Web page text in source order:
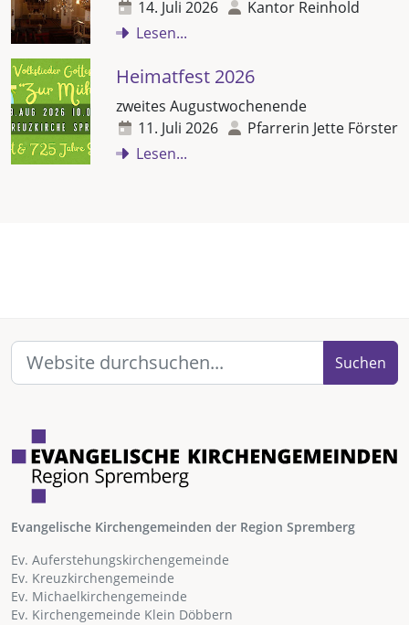
14. Juli 2026
Kantor Reinhold
Lesen...
Heimatfest 2026
zweites Augustwochenende
11. Juli 2026
Pfarrerin Jette Förster
Lesen...
Suchen
Evangelische Kirchengemeinden der Region Spremberg
Ev. Auferstehungskirchengemeinde
Ev. Kreuzkirchengemeinde
Ev. Michaelkirchengemeinde
Ev. Kirchengemeinde Klein Döbbern